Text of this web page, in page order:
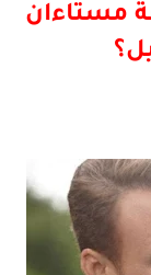
مستاءان